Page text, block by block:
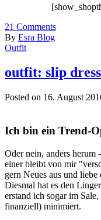
21 Comments
By Esra Blog
Outfit
outfit: slip dress
Posted on 16. August
Ich bin ein Trend-
Oder nein, anders herum
einer bleibt von mir
gern Neues aus und
Diesmal hat es den
erstand ich sogar im
finanziell) minimiert.